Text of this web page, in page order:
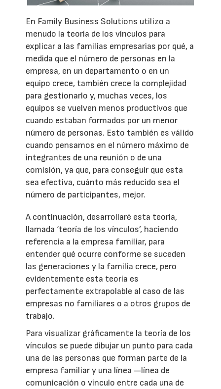
En Family Business Solutions utilizo a
menudo la teoría de los vínculos para
explicar a las familias empresarias por qué, a
medida que el número de personas en la
empresa, en un departamento o en un
equipo crece, también crece la complejidad
para gestionarlo y, muchas veces, los
equipos se vuelven menos productivos que
cuando estaban formados por un menor
número de personas. Esto también es válido
cuando pensamos en el número máximo de
integrantes de una reunión o de una
comisión, ya que, para conseguir que esta
sea efectiva, cuánto más reducido sea el
número de participantes, mejor.
A continuación, desarrollaré esta teoría,
llamada ‘teoría de los vínculos’, haciendo
referencia a la empresa familiar, para
entender qué ocurre conforme se suceden
las generaciones y la familia crece, pero
evidentemente esta teoría es
perfectamente extrapolable al caso de las
empresas no familiares o a otros grupos de
trabajo.
Para visualizar gráficamente la teoría de los
vínculos se puede dibujar un punto para cada
una de las personas que forman parte de la
empresa familiar y una línea —línea de
comunicación o vínculo entre cada una de